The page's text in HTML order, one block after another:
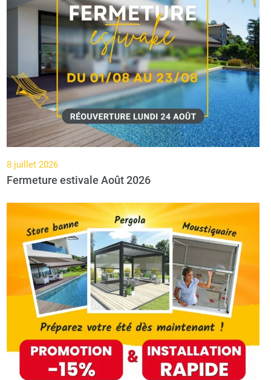
8 juillet 2026
Fermeture estivale Août 2026